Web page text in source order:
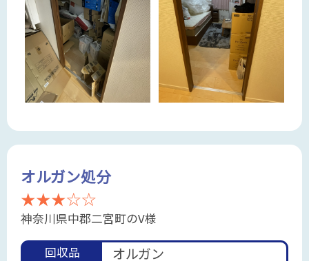
オルガン処分
★★★☆☆
神奈川県中郡二宮町のV様
回収品 オルガン